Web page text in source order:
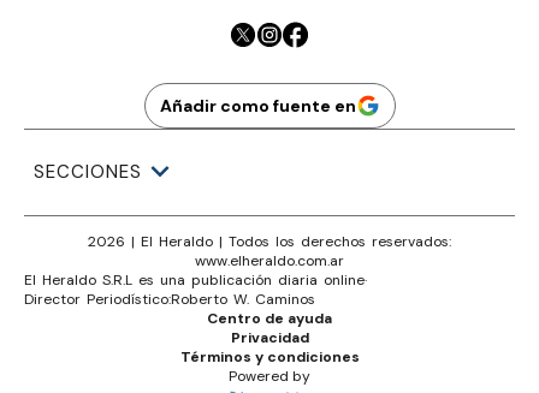
Añadir como fuente en
SECCIONES
2026 | El Heraldo | Todos los derechos reservados:
www.elheraldo.com.ar
El Heraldo S.R.L es una publicación diaria online·
Director Periodístico:Roberto W. Caminos
Términos y condiciones
Privacidad
Centro de ayuda
Powered by